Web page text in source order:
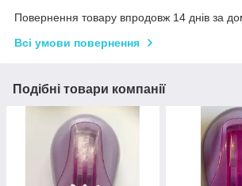
Повернення товару впродовж 14 днів за
Всі умови повернення
Подібні товари компанії